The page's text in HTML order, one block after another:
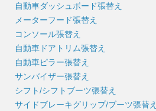
自動車ダッシュボード張替え
メーターフード張替え
コンソール張替え
自動車ドアトリム張替え
自動車ピラー張替え
サンバイザー張替え
シフト/シフトブーツ張替え
サイドブレーキグリップ/ブーツ張替え